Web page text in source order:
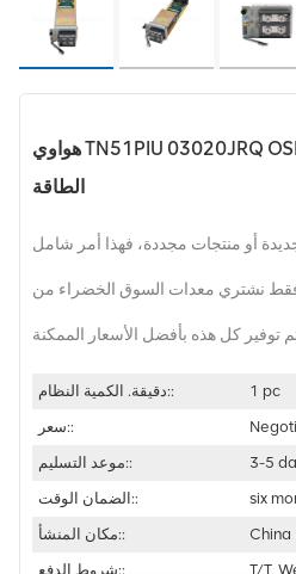
هواوي TN51PIU 03020JRQ OSN8800 لوحة وصول
الطاقة
أو منتجات مجددة، فهذا أمر شامل
فقط نشتري معدات السوق الخضراء من
دقيقة. الكمية النظام::
1 pc
سعر::
موعد التسليم::
3-5
الضمان الوقت::
six
مكان المنشأ::
China
شروط الدفع::
T/T,